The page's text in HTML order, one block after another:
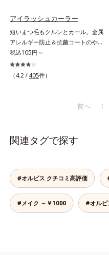
D、E、ナイアシン、パントテン
酸、葉酸各商品の詳しい情報は商品
ページをご覧ください。・BEAUTY
夏祭りは、こちら
アイラッシュカーラー
短いまつ毛もクルンとカール。金属
アレルギー防止＆抗菌コートのやさ
しさ設計。短いまつげもクルンとカ
ール。まぶたの丸み、目の幅を徹底
研究したオリジナルフレーム。くる
た。金属アレルギー防止＆抗菌コー
税込105円～
（4.2 / 405件）
前へ 1
関連タグで探す
#オルビス クチコミ高評価
#メイク ～￥1000 #オル